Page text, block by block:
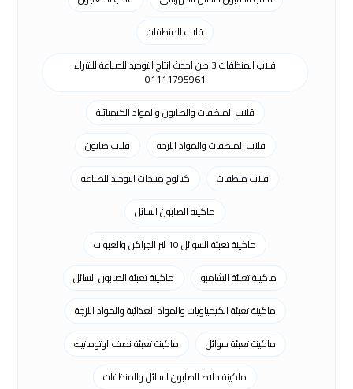
قلاب المنظفات
قلاب المنظفات 3 طن احدث انتاج التوحيد للصناعة للشراء
01111795961
قلاب المنظفات والصابون والمواد الكيميائية
قلاب المنظفات والمواد اللزجة
قلاب صابون
قلاب منظفات
كتالوج منتجات التوحيد للصناعة
ماكينة الصابون السائل
ماكينة تعبئة السوائل 10 لتر الجراكن والعبوات
ماكينة تعبئة الشامبو
ماكينة تعبئة الصابون السائل
ماكينة تعبئة الكيمياويات والمواد الغذائية والمواد اللزجة
ماكينة تعبئة سوائل
ماكينة تعبئة نصف اوتوماتيك
ماكينة خلاط الصابون السائل والمنظفات